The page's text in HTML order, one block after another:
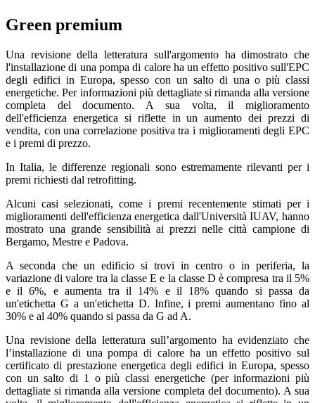
Green premium
Una revisione della letteratura sull'argomento ha dimostrato che
l'installazione di una pompa di calore ha un effetto positivo sull'EPC
degli edifici in Europa, spesso con un salto di una o più classi
energetiche. Per informazioni più dettagliate si rimanda alla versione
completa del documento. A sua volta, il miglioramento
dell'efficienza energetica si riflette in un aumento dei prezzi di
vendita, con una correlazione positiva tra i miglioramenti degli EPC
e i premi di prezzo.
In Italia, le differenze regionali sono estremamente rilevanti per i
premi richiesti dal retrofitting.
Alcuni casi selezionati, come i premi recentemente stimati per i
miglioramenti dell'efficienza energetica dall'Università IUAV, hanno
mostrato una grande sensibilità ai prezzi nelle città campione di
Bergamo, Mestre e Padova.
A seconda che un edificio si trovi in centro o in periferia, la
variazione di valore tra la classe E e la classe D è compresa tra il 5%
e il 6%, e aumenta tra il 14% e il 18% quando si passa da
un'etichetta G a un'etichetta D. Infine, i premi aumentano fino al
30% e al 40% quando si passa da G ad A.
Una revisione della letteratura sull’argomento ha evidenziato che
l’installazione di una pompa di calore ha un effetto positivo sul
certificato di prestazione energetica degli edifici in Europa, spesso
con un salto di 1 o più classi energetiche (per informazioni più
dettagliate si rimanda alla versione completa del documento). A sua